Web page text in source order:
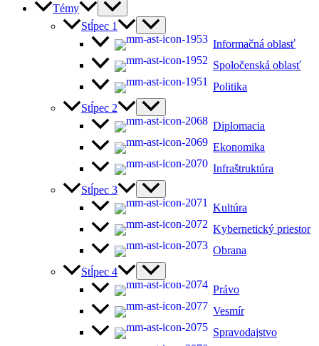
Témy
Stĺpec 1
Informačná oblasť
Spoločenská oblasť
Politika
Stĺpec 2
Diplomacia
Ekonomika
Infraštruktúra
Stĺpec 3
Kultúra
Kybernetický priestor
Obrana
Stĺpec 4
Právo
Vesmír
Spravodajstvo